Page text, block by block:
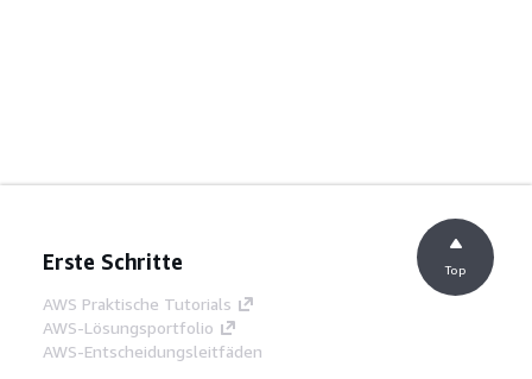
Erste Schritte
AWS Praktische Tutorials
AWS-Lösungsportfolio
AWS-Entscheidungsleitfäden
Top